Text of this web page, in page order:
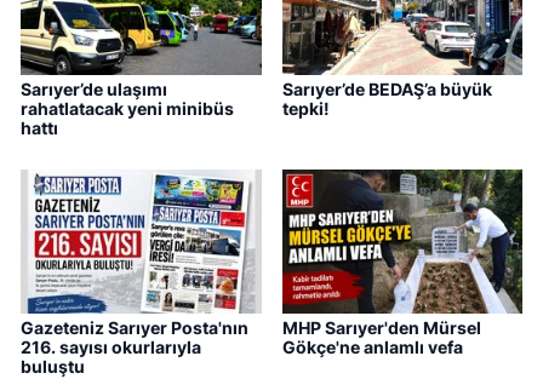
Sarıyer’de ulaşımı
rahatlatacak yeni minibüs
hattı
Sarıyer’de BEDAŞ’a büyük
tepki!
Gazeteniz Sarıyer Posta'nın
216. sayısı okurlarıyla
buluştu
MHP Sarıyer'den Mürsel
Gökçe'ne anlamlı vefa